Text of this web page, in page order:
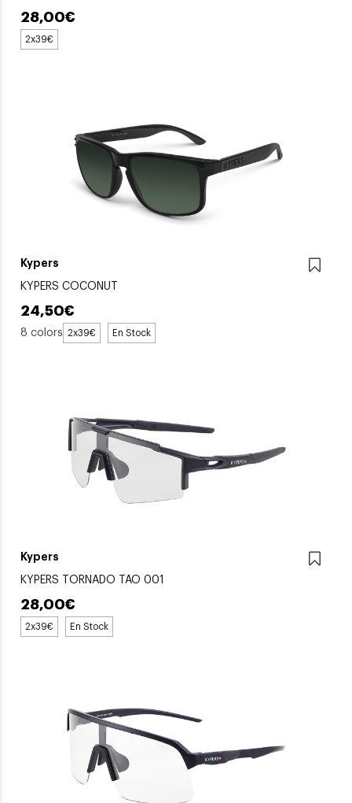
28,00€
2x39€
Kypers
KYPERS COCONUT
24,50€
8 colors 2x39€ En Stock
Kypers
KYPERS TORNADO TAO 001
28,00€
2x39€ En Stock